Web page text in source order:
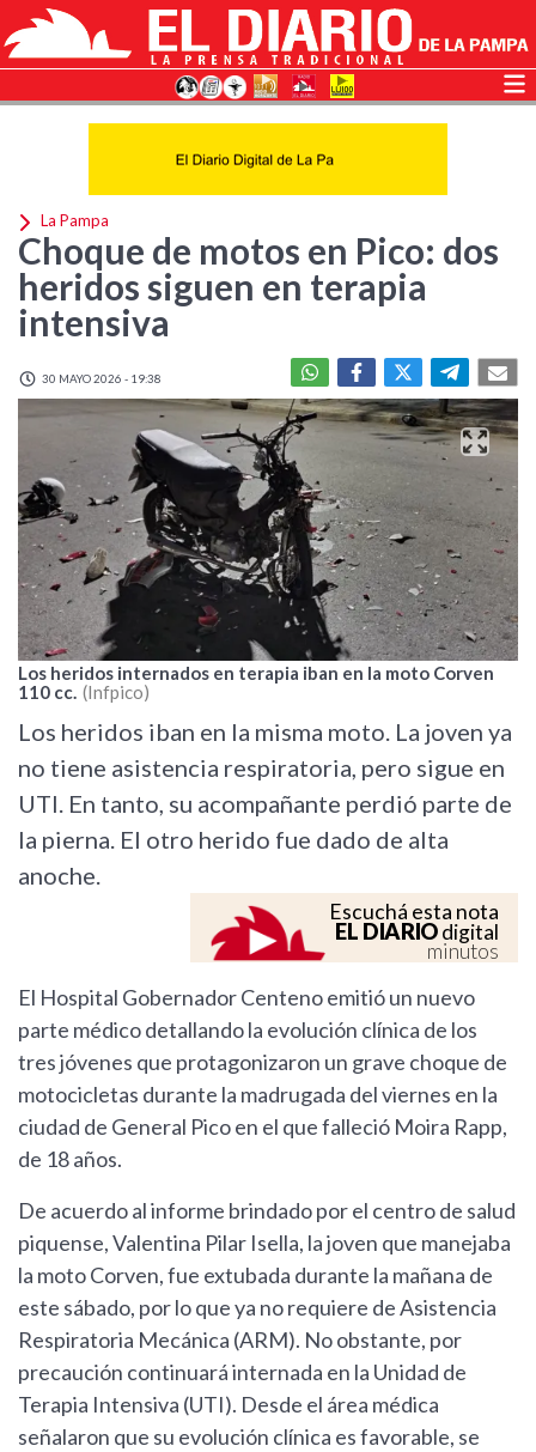
La Pampa
Choque de motos en Pico: dos
heridos siguen en terapia
intensiva
30 MAYO 2026 - 19:38
Los heridos internados en terapia iban en la moto Corven
110 cc. Infpico
Los heridos iban en la misma moto. La joven ya
no tiene asistencia respiratoria, pero sigue en
UTI. En tanto, su acompañante perdió parte de
la pierna. El otro herido fue dado de alta
anoche.
Escuchá esta nota
EL DIARIOdigital
minutos
El Hospital Gobernador Centeno emitió un nuevo
parte médico detallando la evolución clínica de los
tres jóvenes que protagonizaron un grave choque de
motocicletas durante la madrugada del viernes en la
ciudad de General Pico en el que falleció Moira Rapp,
de 18 años.
De acuerdo al informe brindado por el centro de salud
piquense, Valentina Pilar Isella, la joven que manejaba
la moto Corven, fue extubada durante la mañana de
este sábado, por lo que ya no requiere de Asistencia
Respiratoria Mecánica (ARM). No obstante, por
precaución continuará internada en la Unidad de
Terapia Intensiva (UTI). Desde el área médica
señalaron que su evolución clínica es favorable, se